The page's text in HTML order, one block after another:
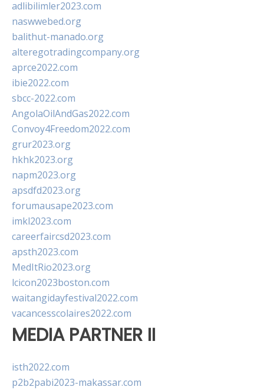
adlibilimler2023.com
naswwebed.org
balithut-manado.org
alteregotradingcompany.org
aprce2022.com
ibie2022.com
sbcc-2022.com
AngolaOilAndGas2022.com
Convoy4Freedom2022.com
grur2023.org
hkhk2023.org
napm2023.org
apsdfd2023.org
forumausape2023.com
imkl2023.com
careerfaircsd2023.com
apsth2023.com
MedItRio2023.org
lcicon2023boston.com
waitangidayfestival2022.com
vacancesscolaires2022.com
MEDIA PARTNER II
isth2022.com
p2b2pabi2023-makassar.com